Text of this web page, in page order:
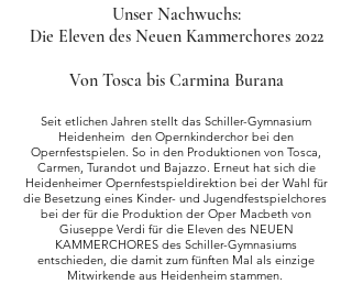
Unser Nachwuchs:
Die Eleven des Neuen Kammerchores 2022
Von Tosca bis Carmina Burana
Seit etlichen Jahren stellt das Schiller-Gymnasium
Heidenheim den Opernkinderchor bei den
Opernfestspielen. So in den Produktionen von Tosca,
Carmen, Turandot und Bajazzo. Erneut hat sich die
Heidenheimer Opernfestspieldirektion bei der Wahl für
die Besetzung eines Kinder- und Jugendfestspielchores
bei der für die Produktion der Oper Macbeth von
Giuseppe Verdi für die Eleven des NEUEN
KAMMERCHORES des Schiller-Gymnasiums
entschieden, die damit zum fünften Mal als einzige
Mitwirkende aus Heidenheim stammen.